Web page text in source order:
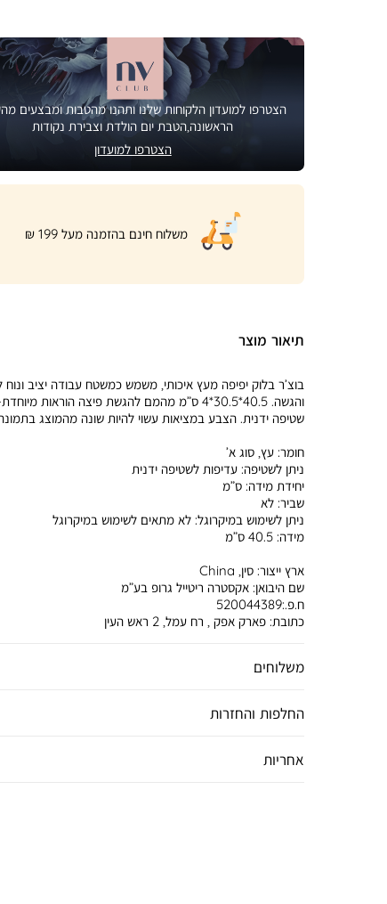
הצטרפו למועדון הלקוחות שלנו ותהנו מהטבות ומבצעים
הראשונה,הטבת יום הולדת וצבירת נקודות
הצטרפו למועדון
|
product
page
banner
משלוח חינם בהזמנה מעל 199 ₪
תיאור מוצר
משלוחים
החלפות והחזרות
אחריות
בוצ’ר בלוק יפיפה מעץ איכותי, משמש כמשטח עבודה יציב ונוח
והגשה. 40.5*30.5*4 ס”מ מהמם להגשת פיצה הוראות
שטיפה ידנית. הצבע במציאות עשוי להיות שונה מהמוצג
חומר:עץ, סוג א’
ניתן לשטיפה:עדיפות לשטיפה ידנית
יחידת מידה:ס”מ
שביר:לא
ניתן לשימוש במיקרוגל:לא מתאים לשימוש במיקרוגל
מידה:40.5 ס”מ
ארץ ייצור:סין, China
שם היבואן:אקסטרה ריטייל גרופ בע”מ
ח.פ.:520044389
כתובת:פארק אפק , רח עמל, 2 ראש העין